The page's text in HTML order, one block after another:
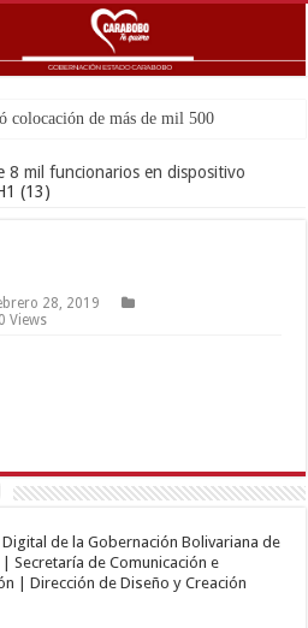
8 mil funcionarios en dispositivo
(13)
28, 2019
Views
Digital de la Gobernación Bolivariana de
Secretaría de Comunicación e
| Dirección de Diseño y Creación